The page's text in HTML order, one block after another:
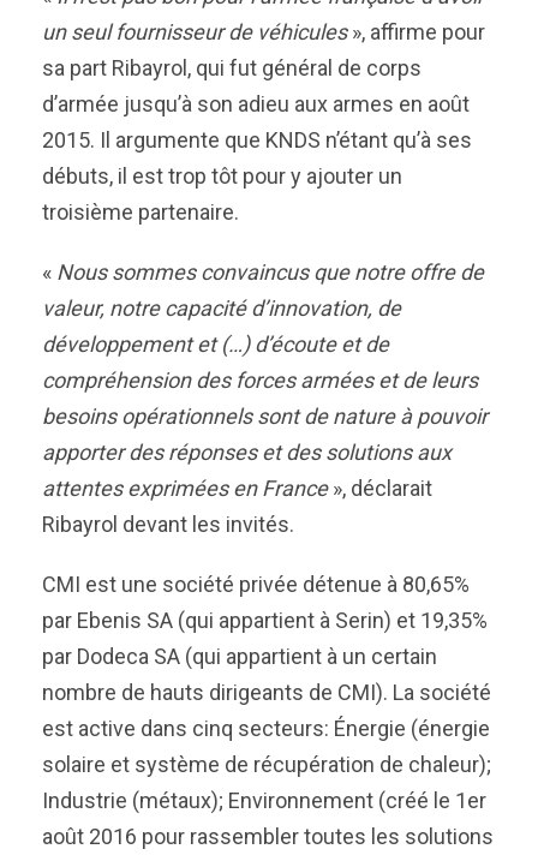
un seul fournisseur de véhicules», affirme pour
sa part Ribayrol, qui fut général de corps
d’armée jusqu’à son adieu aux armes en août
2015. Il argumente que KNDS n’étant qu’à ses
débuts, il est trop tôt pour y ajouter un
troisième partenaire.
« Nous sommes convaincus que notre offrede
valeur, notre capacitéd’innovation, de
développementet (…)d’écoute et de
compréhension desforces armées etdeleurs
besoins opérationnelssont de nature à pouvoir
apporterdes réponses etdes solutions aux
attentes expriméesenFrance», déclarait
Ribayrol devant les invités.
CMI est une société privée détenue à 80,65%
par Ebenis SA (qui appartient à Serin) et 19,35%
par Dodeca SA (qui appartient à un certain
nombre de hauts dirigeants de CMI). La société
est active dans cinq secteurs: Énergie (énergie
solaire et système de récupération de chaleur);
Industrie (métaux); Environnement (créé le 1er
août 2016 pour rassembler toutes les solutions